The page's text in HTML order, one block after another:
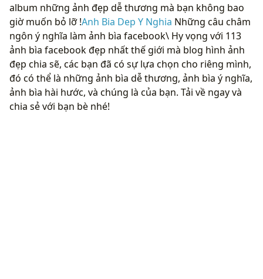
album những ảnh đẹp dễ thương mà bạn không bao
giờ muốn bỏ lỡ !Anh Bia Dep Y Nghia Những câu châm
ngôn ý nghĩa làm ảnh bìa facebook\ Hy vọng với 113
ảnh bìa facebook đẹp nhất thế giới mà blog hình ảnh
đẹp chia sẽ, các bạn đã có sự lựa chọn cho riêng mình,
đó có thể là những ảnh bìa dễ thương, ảnh bìa ý nghĩa,
ảnh bìa hài hước, và chúng là của bạn. Tải về ngay và
chia sẻ với bạn bè nhé!